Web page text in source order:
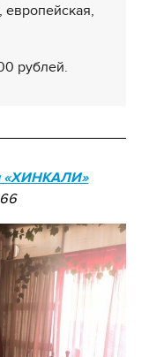
европейская,
рублей.
«ХИНКАЛИ»